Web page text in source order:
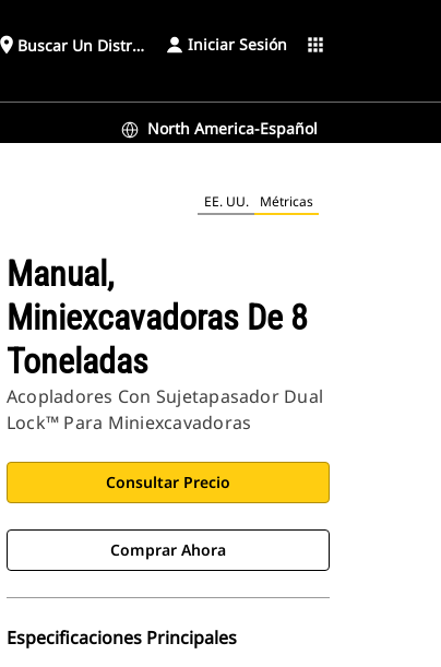
place Buscar Un Distribuidor Iniciar Sesión apps
North America-Español
EE. UU. Métricas
Manual,
Miniexcavadoras De 8
Toneladas
Acopladores Con Sujetapasador Dual
Lock™ Para Miniexcavadoras
Consultar Precio
Comprar Ahora
Especificaciones Principales